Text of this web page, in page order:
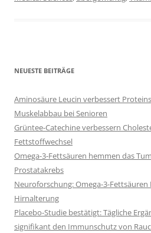
NEUESTE BEITRÄGE
Aminosäure Leucin verbessert
Muskelabbau bei Senioren
Grüntee-Catechine verbessern
Fettstoffwechsel
Omega-3-Fettsäuren hemmen das
Prostatakrebs
Neuroforschung: Omega-3-Fettsäuren
Hirnalterung
Placebo-Studie bestätigt: Tägliche
signifikant den Immunschutz von